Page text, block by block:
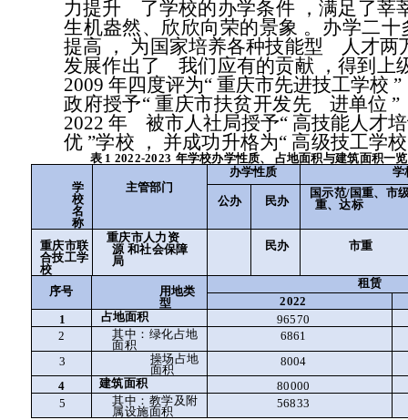
力提升
了学校的办学条件
，满足了莘
生机盎然、欣欣向荣的景象 。办学二十
提高
， 为国家培养各种技能型
人才两
发展作出了
我们应有的贡献
，得到上
2009 年四度评为“ 重庆市先进技工学校 ”
政府授予“ 重庆市扶贫开发先 进单位 ”
2022 年
被市人社局授予“ 高技能人才
优 ”学校 ， 并成功升格为“ 高级技工学校
表 1 2022-2023 年学校办学性质、 占地面积与建筑面积一
学
校
名
称
主管部门
办学性质 学
公办 民办
国示范/国重、市
重、达标
重庆市联
合技工学
校
重庆市人力资
源 和社会保障
局
民办 市重
序号
用地类
型
租赁
2022
1
占地面积
96570
2
其中：绿化占地
面积
6861
3
操场占地
面积
8004
4
建筑面积
80000
5
其中：教学及附
属设施面积
56833